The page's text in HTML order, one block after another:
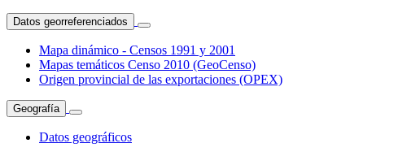
Datos georreferenciados
Mapa dinámico - Censos 1991 y 2001
Mapas temáticos Censo 2010 (GeoCenso)
Origen provincial de las exportaciones (OPEX)
Geografía
Datos geográficos